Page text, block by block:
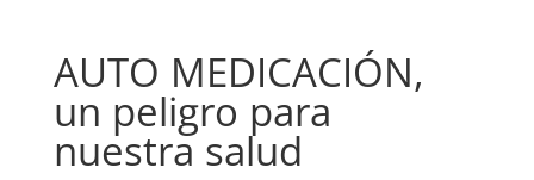
AUTO MEDICACIÓN,
un peligro para
nuestra salud